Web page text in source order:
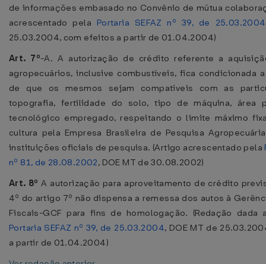
de informações embasado no Convênio de mútua
acrescentado pela Portaria SEFAZ nº 39, de 25.03.2004
25.03.2004, com efeitos a partir de 01.04.2004)
Art. 7º-A. A autorização de crédito referente a
agropecuários, inclusive combustíveis, fica condicionada
de que os mesmos sejam compatíveis com as
topografia, fertilidade do solo, tipo de máquina, área
tecnológico empregado, respeitando o limite máximo
cultura pela Empresa Brasileira de Pesquisa
instituições oficiais de pesquisa. (Artigo acrescentado pela
nº 81, de 28.08.2002, DOE MT de 30.08.2002)
Art. 8º A autorização para aproveitamento de crédito
4º do artigo 7º não dispensa a remessa dos autos à
Fiscais-GCF para fins de homologação. (Redação dada
Portaria SEFAZ nº 39, de 25.03.2004, DOE MT de
a partir de 01.04.2004)